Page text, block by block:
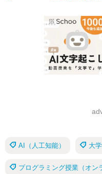
AI（人工知能） 大
プログラミング授業（オン